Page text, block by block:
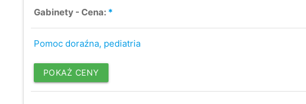
Gabinety - Cena: *
Pomoc doraźna, pediatria
POKAŻ CENY